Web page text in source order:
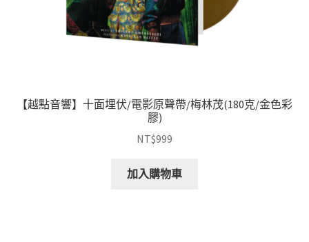
【越點音響】十面埋伏/電影原聲帶/梅林茂(180克/金色彩
膠)
NT$999
加入購物車